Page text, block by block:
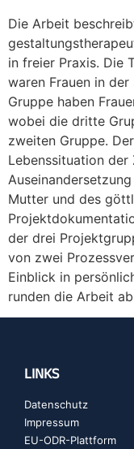
Die Arbeit
in freier Praxis. Die
waren Frauen in
Gruppe haben
wobei die dritte
zweiten Gruppe.
Lebenssituation
Mutter und des
der drei
von zwei
Einblick in
runden die Arbeit
LINKS
Datenschutz
Impressum
EU-ODR-Plattform